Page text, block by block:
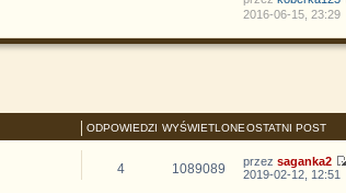
2016-06-15, 23:29
ODPOWIEDZI WYŚWIETLONEOSTATNI POST
4 1089089 przez saganka2
2019-02-12, 12:51